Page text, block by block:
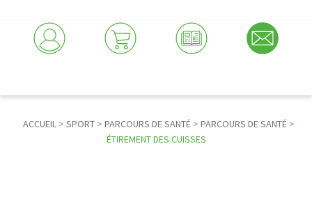
ACCUEIL> SPORT> PARCOURS DE SANTÉ> PARCOURS DE SANTÉ>
ÉTIREMENT DES CUISSES